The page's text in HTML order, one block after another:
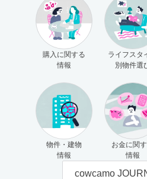
購入に関する
情報
ライフスタ
別物件選
物件・建物
情報
お金に関
情報
cowcamo